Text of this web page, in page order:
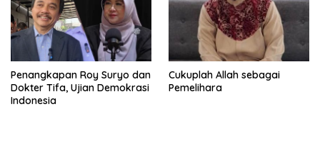
Penangkapan Roy Suryo dan
Dokter Tifa, Ujian Demokrasi
Indonesia
Cukuplah Allah sebagai
Pemelihara